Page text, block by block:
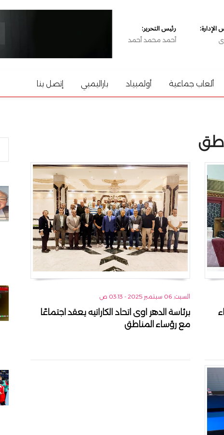
رئيس التحرير:
أحمد محمد أحمد
ألعاب جماعية أولمبياد باراليمبي إتصل بنا
السبت, 06 سبتمبر 2025 - 03:13 ص
برئاسة الدهر اوى اتحاد الكاراتيه يعقد اجتماعًا
مع رؤساء المناطق